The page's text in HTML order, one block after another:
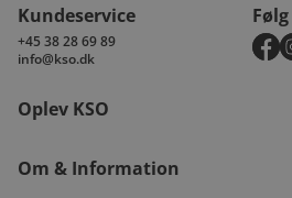
Kundeservice
+45 38 28 69 89
info@kso.dk
Oplev KSO
Om & Information